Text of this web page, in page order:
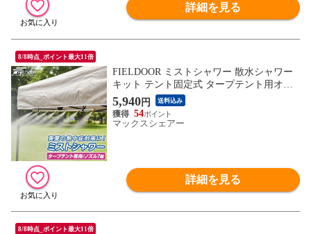
詳細を見る
8/8時点_ポイント最大11倍
FIELDOOR ミストシャワー 散水シャワー
キット テント固定式 タープテント用オプ
ション ドライミスト 熱中症対策 夏 暑さ対
策 屋外 冷却 ミストノズル 散水 ベランダ
庭 ミスト 涼しい 家庭用 水道 アウトドア
5,940円 送料込み
54
マックスシェアー
詳細を見る
8/8時点_ポイント最大11倍